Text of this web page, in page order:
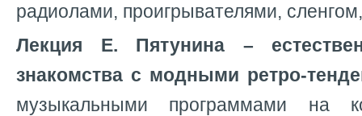
радиолами, проигрывателями,
Лекция Е. Пятунина –
знакомства с модными ретро-
музыкальными программами на